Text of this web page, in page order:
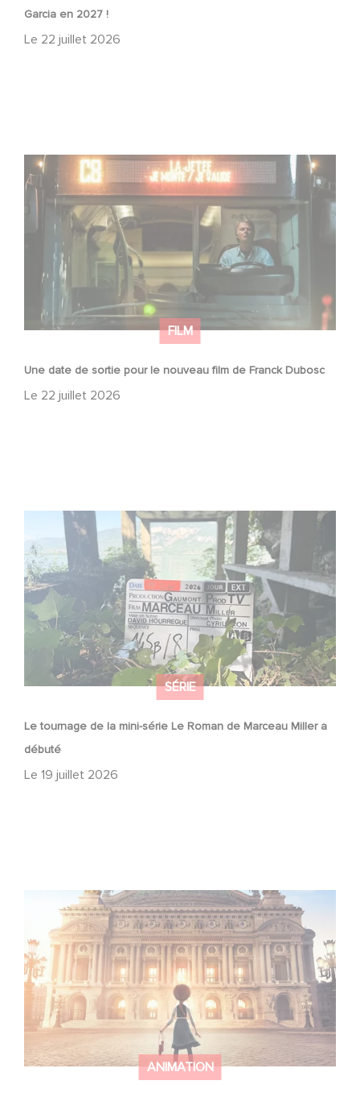
Garcia en 2027 !
Le 22 juillet 2026
FILM
Une date de sortie pour le nouveau film de Franck Dubosc
Le 22 juillet 2026
Une date de sortie pour le nouveau film de Franck
Dubosc
SÉRIE
Le tournage de la mini-série Le Roman de Marceau Miller a
débuté
Le 19 juillet 2026
Le tournage de la mini-série Le Roman de Marceau Miller
a débuté
ANIMATION
Gaumont et Good Hero annoncent la suite de Ballerina